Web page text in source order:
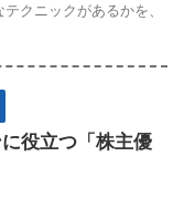
クニックがあるかを、
役立つ「株主優